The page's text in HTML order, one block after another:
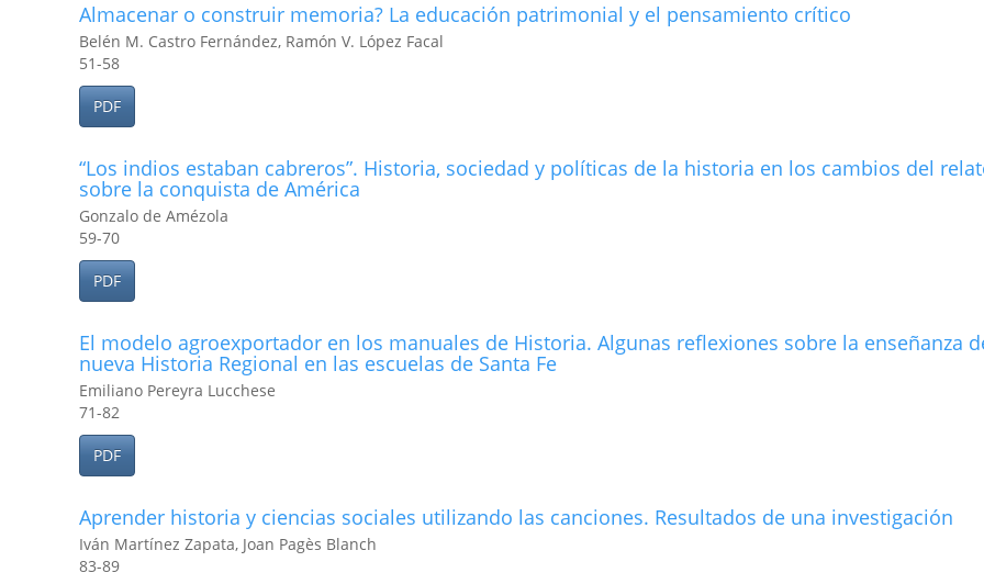
Almacenar o construir memoria? La educación patrimonial y el pensamiento crí­tico
Belén M. Castro Fernández, Ramón V. López Facal
51-58
PDF
“Los indios estaban cabreros”. Historia, sociedad y polí­ticas de la historia en los cambios del
sobre la conquista de América
Gonzalo de Amézola
59-70
PDF
El modelo agroexportador en los manuales de Historia. Algunas reflexiones sobre la enseñanza
nueva Historia Regional en las escuelas de Santa Fe
Emiliano Pereyra Lucchese
71-82
PDF
Aprender historia y ciencias sociales utilizando las canciones. Resultados de una investigación
Iván Martínez Zapata, Joan Pagès Blanch
83-89